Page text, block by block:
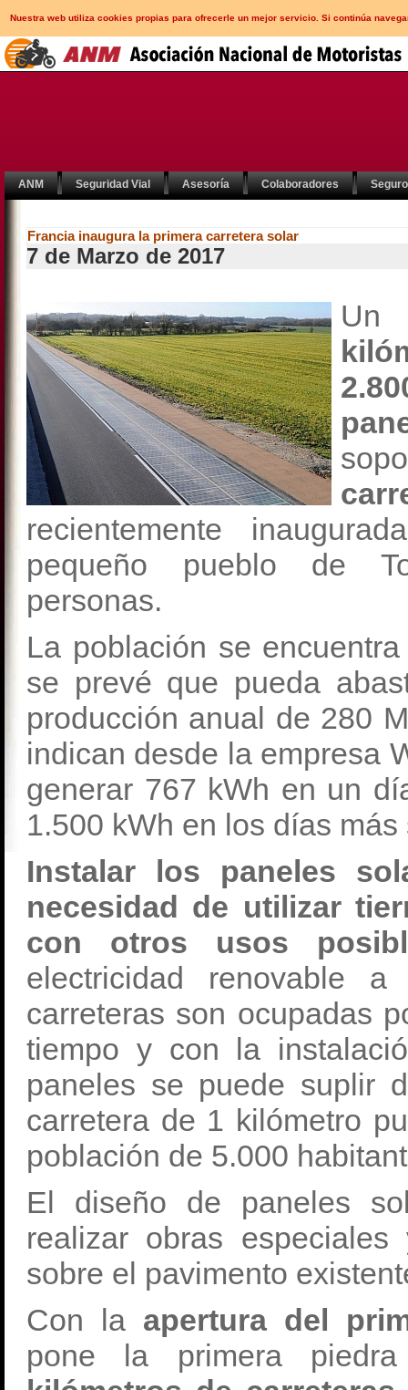
Nuestra web utiliza cookies propias para ofrecerle un mejor servicio. Si continúa
ANM Seguridad Vial Asesoría Colaboradores
Francia inaugura la primera carretera solar
7 de Marzo de 2017
Un
recientemente
pequeño pueblo de
personas.
La población se
se prevé que pueda
producción anual de 280
indican desde la empresa
generar 767 kWh en un
1.500 kWh en los días
Instalar los paneles
necesidad de utilizar
con otros usos
electricidad renovable
carreteras son ocupadas
tiempo y con la
paneles se puede suplir
carretera de 1 kilómetro
población de 5.000
El diseño de paneles
realizar obras
sobre el pavimento
Con laapertura del
pone la primera